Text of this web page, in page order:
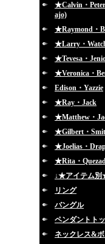
★Calvin・
ajo)
★Raymond・
★Larry・
★Tevesa・
★Veronica・
Edison・Yazzie
★Ray・Jack
★Matthew・
★Gilbert・
★Joelias・
★Rita・
↓★アイテム別
リング
バングル
ペンダントト
ネックレス&